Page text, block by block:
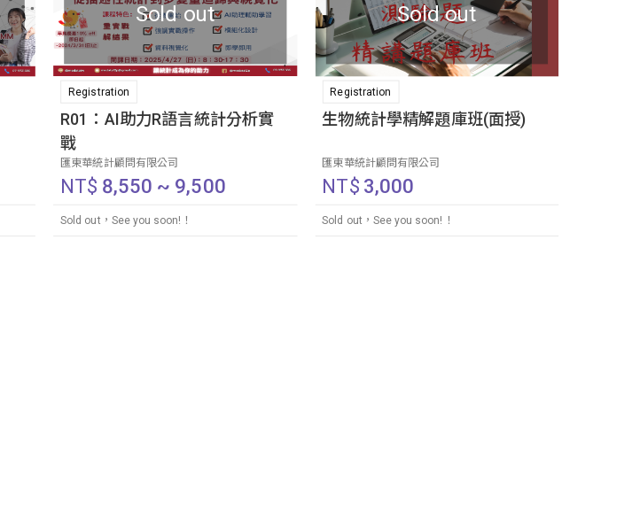
Sold out
Registration
R01：AI助力R語言統計分析實
戰
匯東華統計顧問有限公司
NT$ 8,550 ~ 9,500
Sold out，See you soon!！
Sold out
Registration
生物統計學精解題庫班(面授)
匯東華統計顧問有限公司
NT$ 3,000
Sold out，See you soon!！